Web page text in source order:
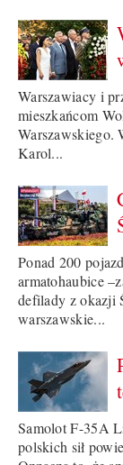
Warszawiacy i
mieszkańcom
Warszawskiego.
Karol...
Ponad 200
armatohaubice
defilady z okazji
warszawskie...
Samolot F-35A
polskich sił